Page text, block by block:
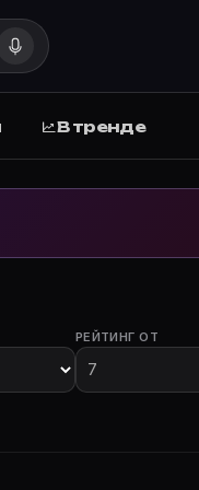
на Movie Planner
В тренде
РЕЙТИНГ ОТ